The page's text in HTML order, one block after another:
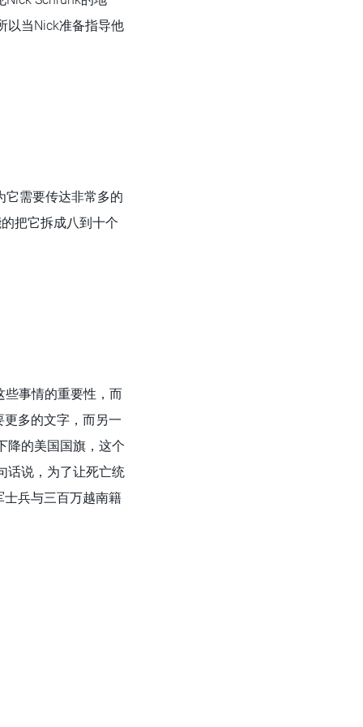
以当Nick准备指导他
它需要传达非常多的
把它拆成八到十个
些事情的重要性，而
多的文字，而另一
降的美国国旗，这个
话说，为了让死亡统
兵与三百万越南籍